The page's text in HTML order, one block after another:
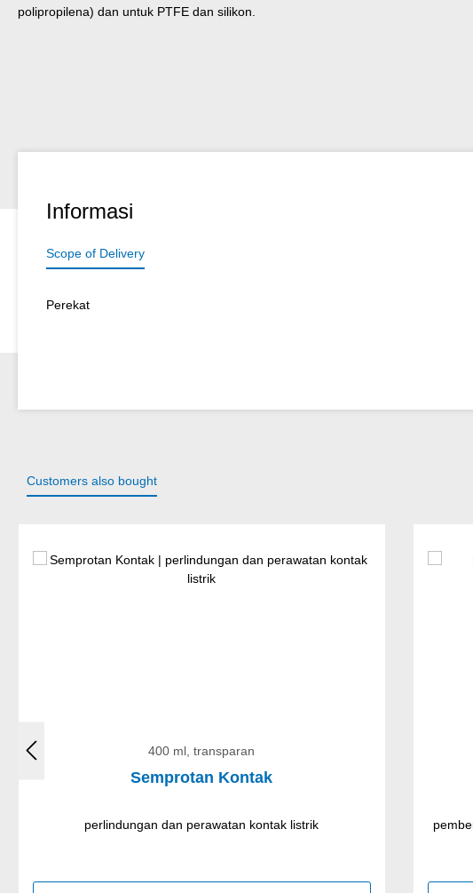
polipropilena) dan untuk PTFE dan silikon.
Informasi
Scope of Delivery
Perekat
Customers also bought
400 ml, transparan
Semprotan Kontak
perlindungan dan perawatan kontak listrik